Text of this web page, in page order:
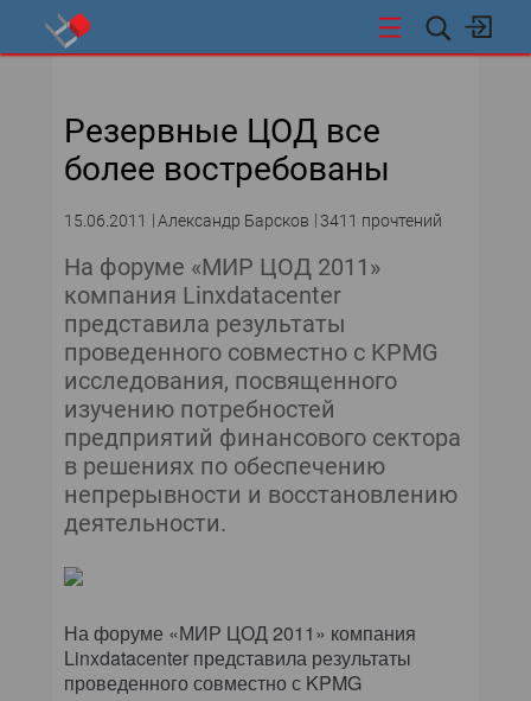
Резервные ЦОД все
более востребованы
15.06.2011 Александр Барсков 3411 прочтений
На форуме «МИР ЦОД 2011»
компания Linxdatacenter
представила результаты
проведенного совместно с KPMG
исследования, посвященного
изучению потребностей
предприятий финансового сектора
в решениях по обеспечению
непрерывности и восстановлению
деятельности.
На форуме «МИР ЦОД 2011» компания
Linxdatacenter представила результаты
проведенного совместно с KPMG